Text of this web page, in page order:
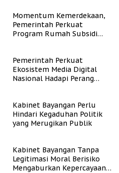
Momentum Kemerdekaan,
Pemerintah Perkuat
Program Rumah Subsidi
Pemerintah Perkuat
Ekosistem Media Digital
Nasional Hadapi Perang
Kabinet Bayangan Perlu
Hindari Kegaduhan Politik
yang Merugikan Publik
Kabinet Bayangan Tanpa
Legitimasi Moral Berisiko
Mengaburkan Kepercayaan